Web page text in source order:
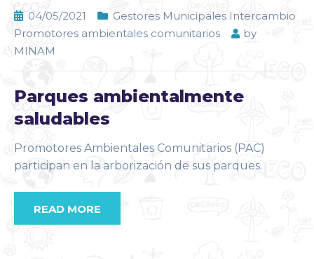
04/05/2021
Gestores Municipales Intercambio
Promotores ambientales comunitarios
by
MINAM
Parques ambientalmente
saludables
Promotores Ambientales Comunitarios (PAC)
participan en la arborización de sus parques.
READ MORE